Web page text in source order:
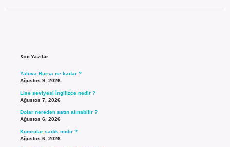
Son Yazılar
Yalova Bursa ne kadar ?
Ağustos 9, 2026
Lise seviyesi İngilizce nedir ?
Ağustos 7, 2026
Dolar nereden satın alınabilir ?
Ağustos 6, 2026
Kumrular sadık mıdır ?
Ağustos 6, 2026